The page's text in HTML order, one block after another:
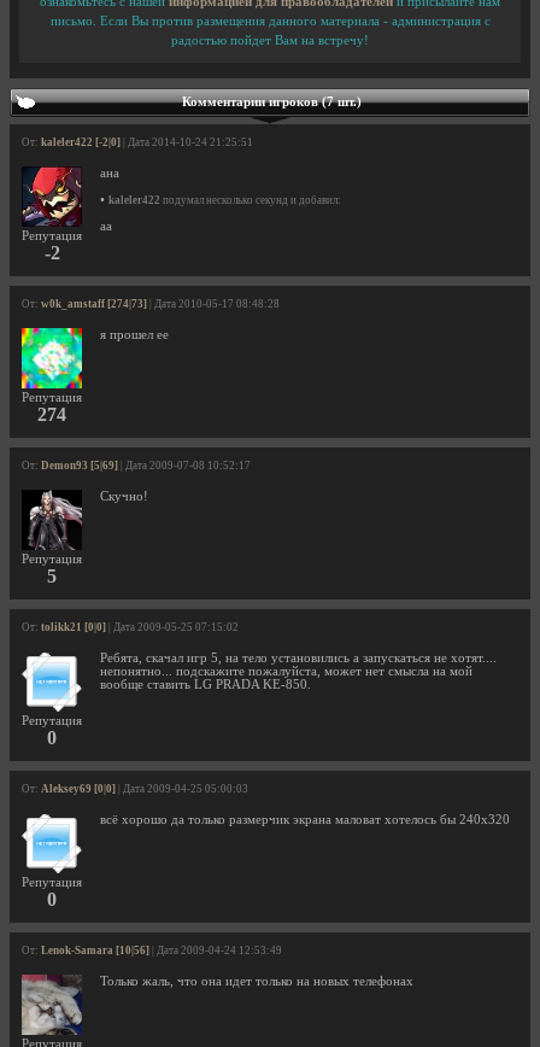
письмо. Если Вы против размещения данного материала - администрация с
радостью пойдет Вам на встречу!
Комментарии игроков (7 шт.)
От: kaleler422 [-2|0] | Дата 2014-10-24 21:25:51
Репутация
-2
ана
• kaleler422 подумал несколько секунд и добавил:
аа
От: w0k_amstaff [274|73] | Дата 2010-05-17 08:48:28
Репутация
274
я прошел ее
От: Demon93 [5|69] | Дата 2009-07-08 10:52:17
Репутация
5
Скучно!
От: tolikk21 [0|0] | Дата 2009-05-25 07:15:02
Репутация
0
Ребята, скачал игр 5, на тело установились а запускаться не хотят....
непонятно... подскажите пожалуйста, может нет смысла на мой
вообще ставить LG PRADA KE-850.
От: Aleksey69 [0|0] | Дата 2009-04-25 05:00:03
Репутация
0
всё хорошо да только размерчик экрана маловат хотелось бы 240х320
От: Lenok-Samara [10|56] | Дата 2009-04-24 12:53:49
Репутация
Только жаль, что она идет только на новых телефонах